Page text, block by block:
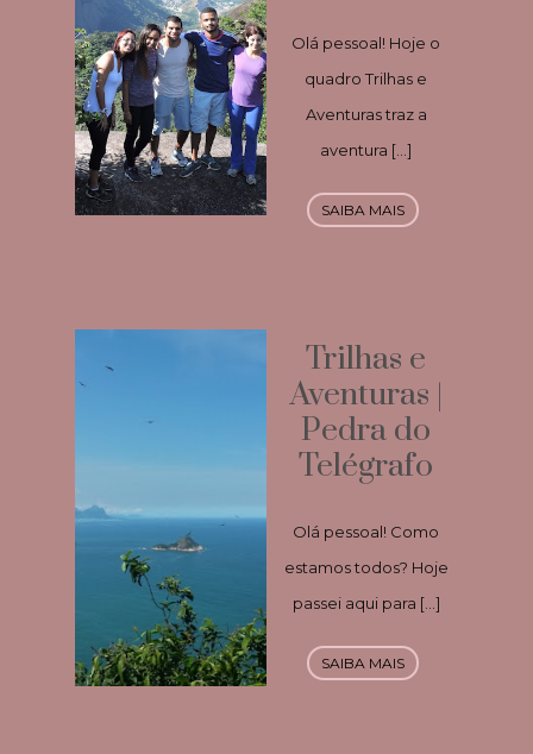
Olá pessoal! Hoje o
quadro Trilhas e
Aventuras traz a
aventura […]
SAIBA MAIS
Trilhas e
Aventuras |
Pedra do
Telégrafo
Olá pessoal! Como
estamos todos? Hoje
passei aqui para […]
SAIBA MAIS